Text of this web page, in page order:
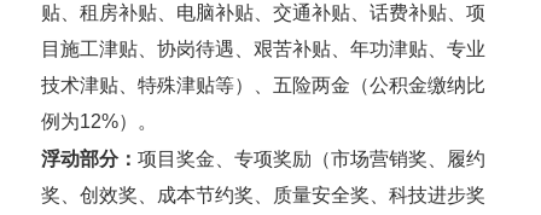
贴 、租房补贴、电脑补贴、交通补贴、话费补贴、项
目施工津贴、协岗待遇、艰苦补贴 、年功津贴、专业
技术津贴、特殊津贴等）、五险两金（公积金缴纳比
例为12%）。
浮动部分：项目奖金、专项奖励（市场营销奖、履约
奖、创效奖、成本节约奖、质量安全奖、科技进步奖